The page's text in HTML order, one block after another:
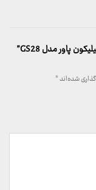
شده‌اند*